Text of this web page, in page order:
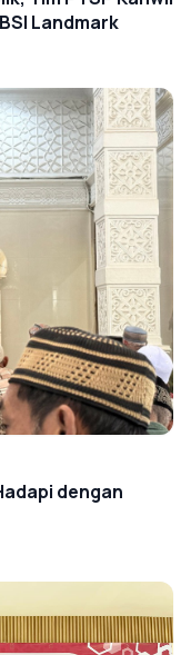
Landmark
dengan